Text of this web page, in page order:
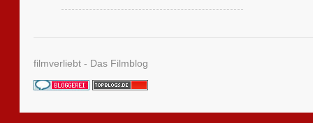
filmverliebt - Das Filmblog